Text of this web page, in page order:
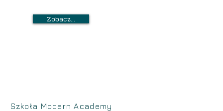
Zobacz...
Szkoła Modern Academy